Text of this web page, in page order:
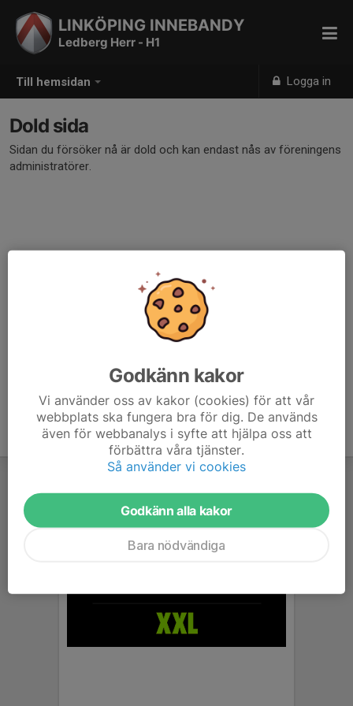
Till hemsidan Logga in
LINKÖPING INNEBANDY
Ledberg Herr - H1
Dold sida
Sidan du försöker nå är dold och kan endast nås av föreningens
administratörer.
Godkänn kakor
Vi använder oss av kakor (cookies) för att vår
webbplats ska fungera bra för dig. De används
även för webbanalys i syfte att hjälpa oss att
förbättra våra tjänster.
Så använder vi cookies
Godkänn alla kakor
Bara nödvändiga